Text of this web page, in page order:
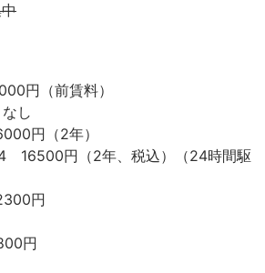
（前賃料）
し
（2年）
16500円（2年、税込）（24時間駆
円
円